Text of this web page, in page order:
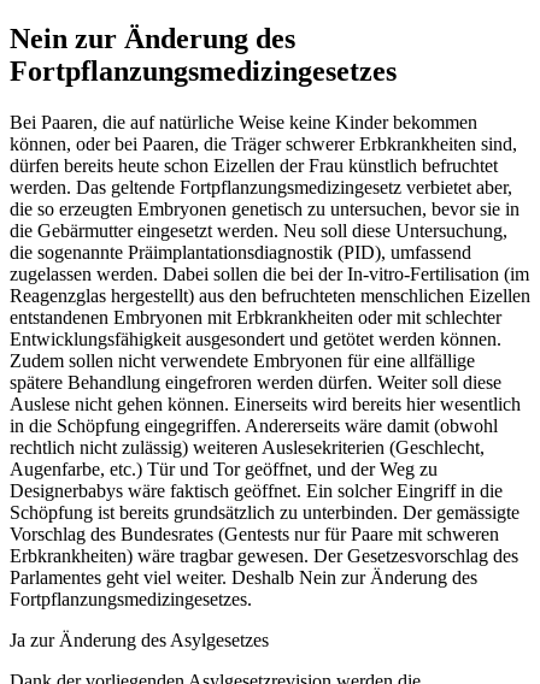
Nein zur Änderung des
Fortpflanzungsmedizingesetzes
Bei Paaren, die auf natürliche Weise keine Kinder bekommen
können, oder bei Paaren, die Träger schwerer Erbkrankheiten sind,
dürfen bereits heute schon Eizellen der Frau künstlich befruchtet
werden. Das geltende Fortpflanzungsmedizingesetz verbietet aber,
die so erzeugten Embryonen genetisch zu untersuchen, bevor sie in
die Gebärmutter eingesetzt werden. Neu soll diese Untersuchung,
die sogenannte Präimplantationsdiagnostik (PID), umfassend
zugelassen werden. Dabei sollen die bei der In-vitro-Fertilisation (im
Reagenzglas hergestellt) aus den befruchteten menschlichen Eizellen
entstandenen Embryonen mit Erbkrankheiten oder mit schlechter
Entwicklungsfähigkeit ausgesondert und getötet werden können.
Zudem sollen nicht verwendete Embryonen für eine allfällige
spätere Behandlung eingefroren werden dürfen. Weiter soll diese
Auslese nicht gehen können. Einerseits wird bereits hier wesentlich
in die Schöpfung eingegriffen. Andererseits wäre damit (obwohl
rechtlich nicht zulässig) weiteren Auslesekriterien (Geschlecht,
Augenfarbe, etc.) Tür und Tor geöffnet, und der Weg zu
Designerbabys wäre faktisch geöffnet. Ein solcher Eingriff in die
Schöpfung ist bereits grundsätzlich zu unterbinden. Der gemässigte
Vorschlag des Bundesrates (Gentests nur für Paare mit schweren
Erbkrankheiten) wäre tragbar gewesen. Der Gesetzesvorschlag des
Parlamentes geht viel weiter. Deshalb Nein zur Änderung des
Fortpflanzungsmedizingesetzes.
Ja zur Änderung des Asylgesetzes